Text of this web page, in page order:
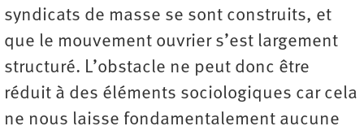
syndicats de masse se sont construits, et
que le mouvement ouvrier s’est largement
structuré. L’obstacle ne peut donc être
réduit à des éléments sociologiques car cela
ne nous laisse fondamentalement aucune